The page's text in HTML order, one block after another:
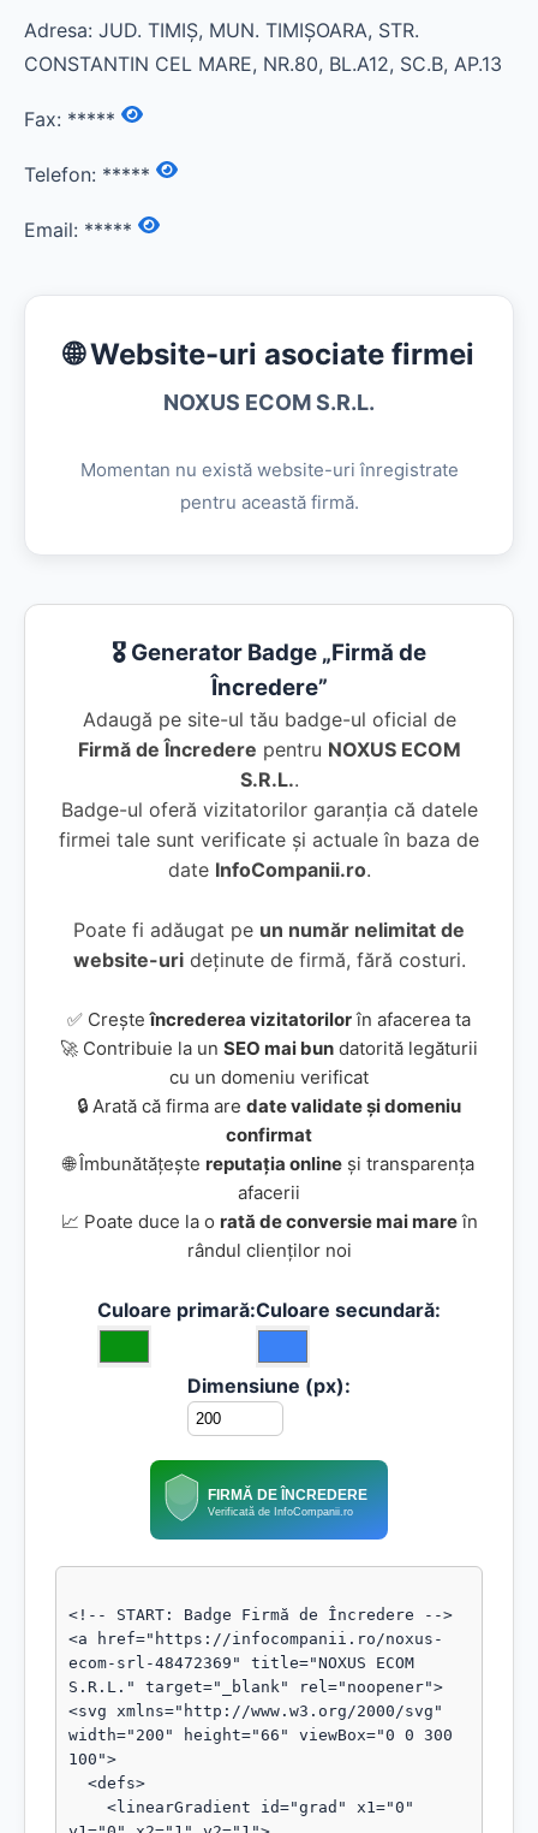
Adresa: JUD. TIMIŞ, MUN. TIMIŞOARA, STR.
CONSTANTIN CEL MARE, NR.80, BL.A12, SC.B, AP.13
Fax: *****
Telefon: *****
Email: *****
🌐 Website-uri asociate firmei
NOXUS ECOM S.R.L.
Momentan nu există website-uri înregistrate
pentru această firmă.
🎖️ Generator Badge „Firmă de
Încredere”
Adaugă pe site-ul tău badge-ul oficial de
Firmă de Încredere pentru NOXUS ECOM
S.R.L..
Badge-ul oferă vizitatorilor garanția că datele
firmei tale sunt verificate și actuale în baza de
date InfoCompanii.ro.
Poate fi adăugat pe un număr nelimitat de
website-urideținute de firmă, fără costuri.
✅ Creșteîncrederea vizitatorilorîn afacerea ta
🚀 Contribuie la un SEO mai bun datorită legăturii
cu un domeniu verificat
🔒 Arată că firma are date validate și domeniu
confirmat
🌐 Îmbunătățește reputația online și transparența
afacerii
📈 Poate duce la o rată de conversie mai mareîn
rândul clienților noi
Culoare primară:Culoare secundară:
Dimensiune (px):
FIRMĂ DE ÎNCREDERE
Verificată de InfoCompanii.ro
<!-- START: Badge Firmă de Încredere -->
<a href="https://infocompanii.ro/noxus-
ecom-srl-48472369" title="NOXUS ECOM
S.R.L." target="_blank" rel="noopener">
<svg xmlns="http://www.w3.org/2000/svg"
width="200" height="66" viewBox="0 0 300
100">